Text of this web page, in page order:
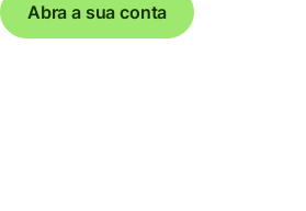
Abra a sua conta